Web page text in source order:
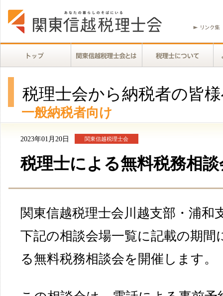
税理士会から納税者の皆
一般納税者向け
2023年01月20日 関東信越税理士会
税理士による無料税務相
関東信越税理士会川越支部・浦和
下記の相談会場一覧に記載の期間
る無料税務相談会を開催します。